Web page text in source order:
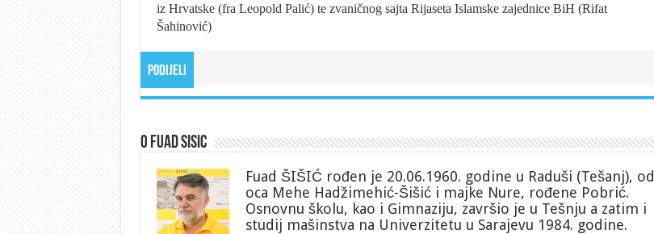
iz Hrvatske (fra Leopold Palić) te zvaničnog sajta Rijaseta Islamske zajednice BiH (Rifat
Šahinović)
Podijeli
O Fuad Sisic
Fuad ŠIŠIĆ rođen je 20.06.1960. godine u Raduši (Tešanj), od
oca Mehe Hadžimehić-Šišić i majke Nure, rođene Pobrić.
Osnovnu školu, kao i Gimnaziju, završio je u Tešnju a zatim i
studij mašinstva na Univerzitetu u Sarajevu 1984. godine.